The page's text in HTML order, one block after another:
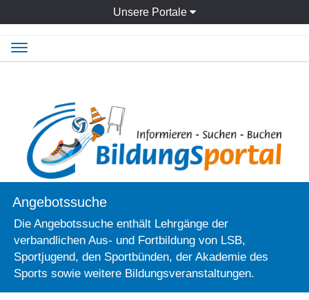
Unsere Portale
Angebotssuche
Die Angebotssuche enthält Lehrgänge der
verbandlichen Aus- und Fortbildung von LSB,
Sportjugend, den Sportbünden, der Akademie des
Sports sowie weitere Bildungsveranstaltungen.
Navigation
ein-/ausblenden